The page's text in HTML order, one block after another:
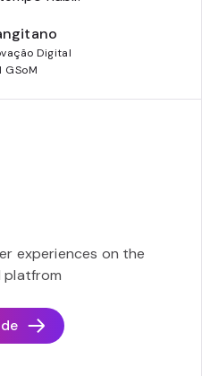
Digital
GSoM
experiences on the